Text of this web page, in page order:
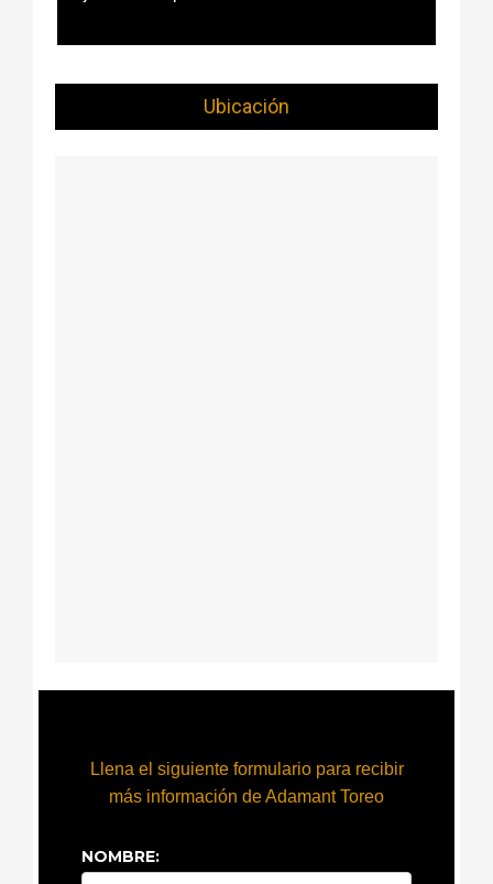
Ubicación
Llena el siguiente formulario para recibir
más información de Adamant Toreo
NOMBRE: